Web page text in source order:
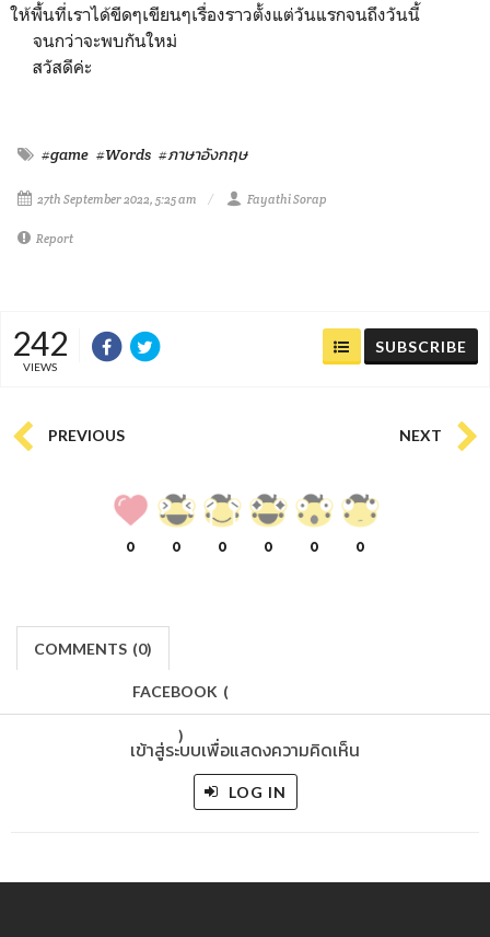
ให้พื้นที่เราได้ขีดๆเขียนๆเรื่องราวตั้งแต่วันแรกจนถึงวันนี้
จนกว่าจะพบกันใหม่
สวัสดีค่ะ
#game #Words #ภาษาอังกฤษ
27th September 2022, 5:25 am Fayathi Sorap
Report
242
VIEWS
SUBSCRIBE
PREVIOUS NEXT
0 0 0 0 0 0
COMMENTS (0)
FACEBOOK (
)
เข้าสู่ระบบเพื่อแสดงความคิดเห็น
LOG IN